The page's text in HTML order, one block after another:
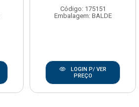
Código: 175151
Embalagem: BALDE
LOGIN P/ VER
PREÇO